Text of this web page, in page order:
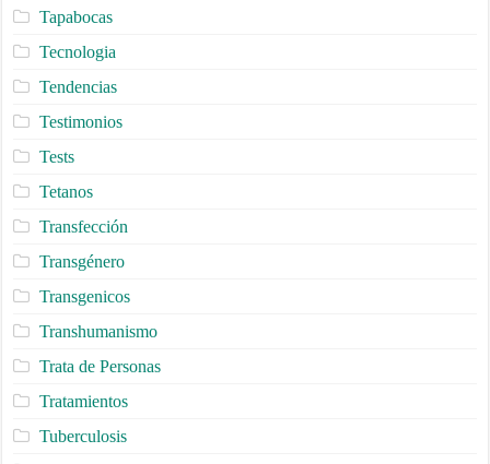
Tapabocas
Tecnologia
Tendencias
Testimonios
Tests
Tetanos
Transfección
Transgénero
Transgenicos
Transhumanismo
Trata de Personas
Tratamientos
Tuberculosis